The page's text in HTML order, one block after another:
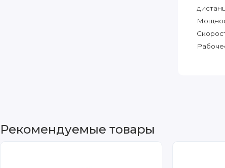
Рекомендуемые товары